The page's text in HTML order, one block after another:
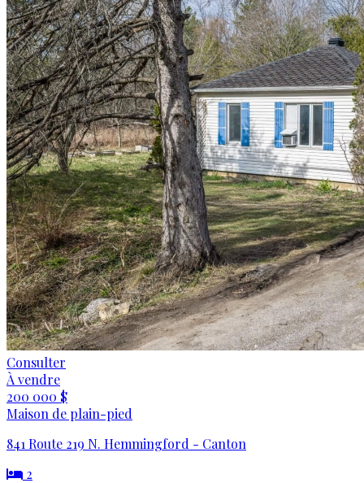
Consulter
À vendre
200 000 $
Maison de plain-pied
841 Route 219 N. Hemmingford - Canton
2